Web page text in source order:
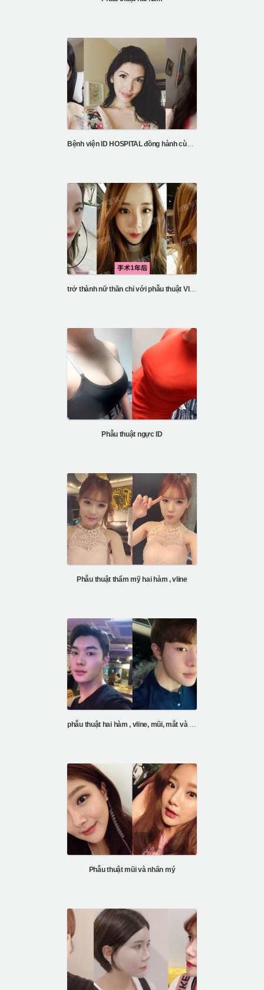
Bệnh viện ID HOSPITAL đồng hành cùng sự thay đổi của Kayla’s FFS
trở thành nữ thần chỉ với phẫu thuật Vline và gò má
Phẫu thuật ngực ID
Phẫu thuật thẩm mỹ hai hàm , vline
phẫu thuật hai hàm , vline, mũi, mắt và tiêm mỡ trán
Phẫu thuật mũi và nhấn mý